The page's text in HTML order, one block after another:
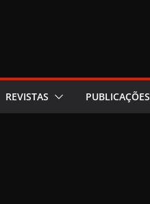
REVISTAS PUBLICAÇÕES